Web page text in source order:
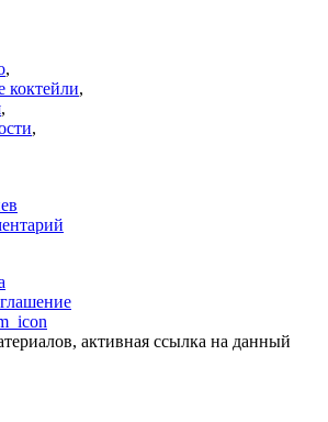
,
коктейли,
,
,
активная ссылка на данный